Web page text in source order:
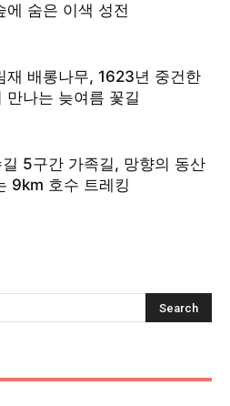
에 숨은 이색 성전
재 배롱나무, 1623년 중건한
만나는 늦여름 꽃길
5구간 가족길, 망향의 동산
9km 호수 트레킹